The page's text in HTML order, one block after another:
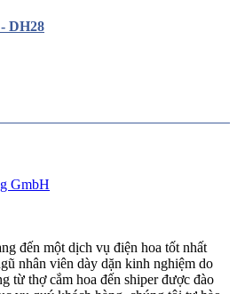
DH28
GmbH
đến một dịch vụ điện hoa tốt nhất
nhân viên dày dặn kinh nghiệm do
từ thợ cắm hoa đến shiper được đào